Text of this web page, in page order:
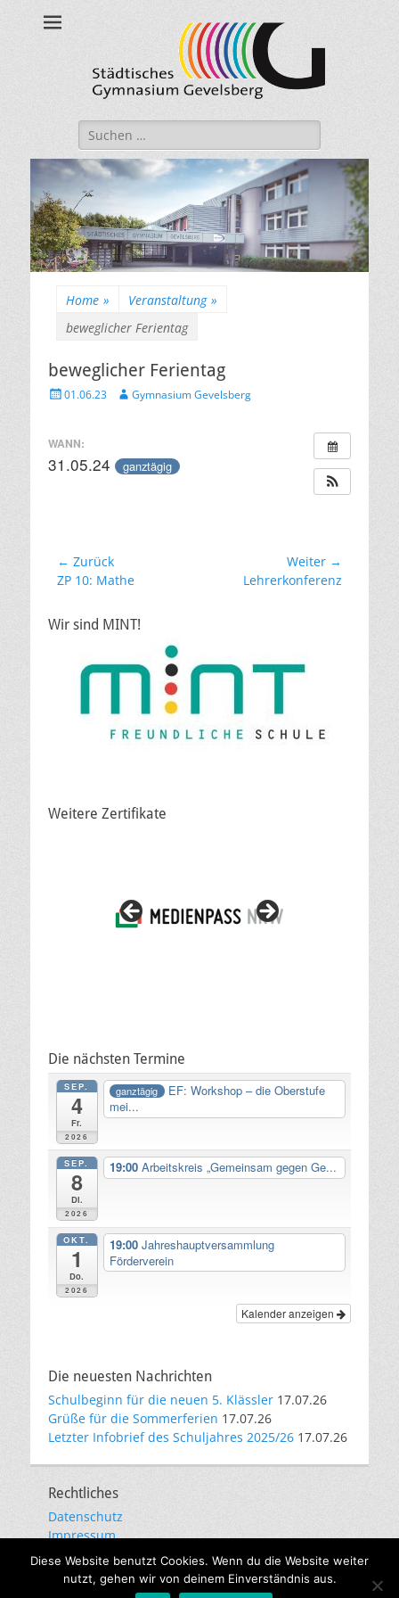
Städtisches
Gymnasium
Gevelsberg
Suche
nach:
Home » Veranstaltung »
beweglicher Ferientag
beweglicher Ferientag
Veröffentlicht
01.06.23 AutorGymnasium Gevelsberg
WANN:
31.05.24 ganztägig
Beitragsnavigation
← Zurück
Vorheriger
ZP 10: Mathe
Weiter →
NächsterLehrerkonferenz
Wir sind MINT!
Weitere Zertifikate
Die nächsten Termine
SEP.
4
Fr.
2026
ganztägig
EF: Workshop – die Oberstufe
mei...
SEP.
8
Di.
2026
19:00 Arbeitskreis „Gemeinsam gegen Ge...
OKT.
1
Do.
2026
19:00 Jahreshauptversammlung
Förderverein
Kalender anzeigen
Die neuesten Nachrichten
Schulbeginn für die neuen 5. Klässler 17.07.26
Grüße für die Sommerferien 17.07.26
Letzter Infobrief des Schuljahres 2025/26 17.07.26
Rechtliches
Datenschutz
Impressum
E-Mail-Kommunikation
Diese Website benutzt Cookies. Wenn du die Website weiter
nutzt, gehen wir von deinem Einverständnis aus.